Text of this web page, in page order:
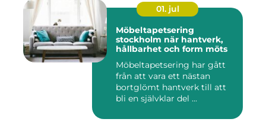
01. jul
Möbeltapetsering
stockholm när hantverk,
hållbarhet och form möts
Möbeltapetsering har gått
från att vara ett nästan
bortglömt hantverk till att
bli en självklar del ...